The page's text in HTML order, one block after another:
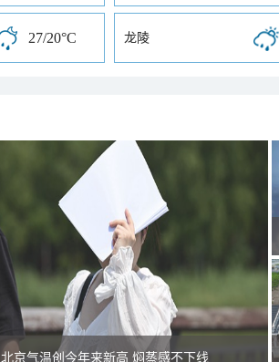
27/20°C 龙陵
北京气温创今年来新高 焖蒸感不下线